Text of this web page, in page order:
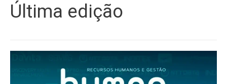
Última edição